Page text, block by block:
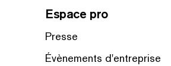
Espace pro
Presse
Évènements d'entreprise